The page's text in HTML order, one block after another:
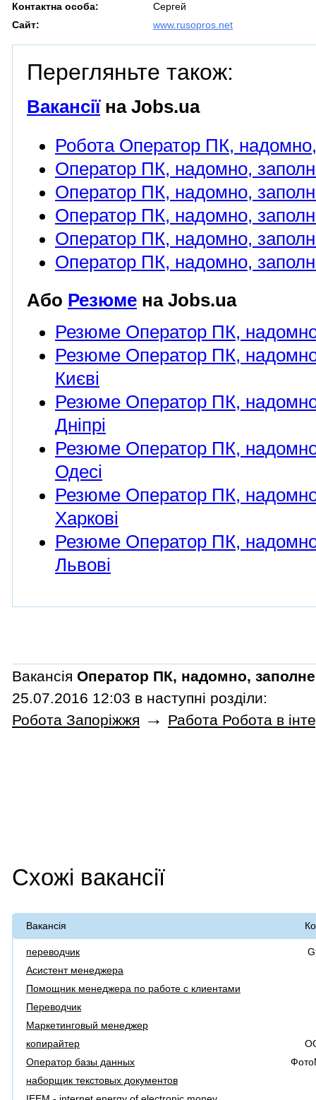
Контактна особа:
Сергей
Сайт:
www.rusopros.net
Перегляньте також:
Вакансіїна Jobs.ua
Робота Оператор ПК,
Оператор ПК, надомно,
Оператор ПК, надомно,
Оператор ПК, надомно,
Оператор ПК, надомно,
Оператор ПК, надомно,
Або Резюме на Jobs.ua
Резюме Оператор ПК,
Резюме Оператор ПК,
Києві
Резюме Оператор ПК,
Дніпрі
Резюме Оператор ПК,
Одесі
Резюме Оператор ПК,
Харкові
Резюме Оператор ПК,
Львові
Вакансія Оператор ПК, надомно,
25.07.2016 12:03 в наступні розділи:
Робота Запоріжжя → Работа Робота в
Схожі вакансії
Вакансія
переводчик
Асистент менеджера
Помощник менеджера по работе с клиентами
Переводчик
Маркетинговый менеджер
копирайтер
Оператор базы данных
наборщик текстовых документов